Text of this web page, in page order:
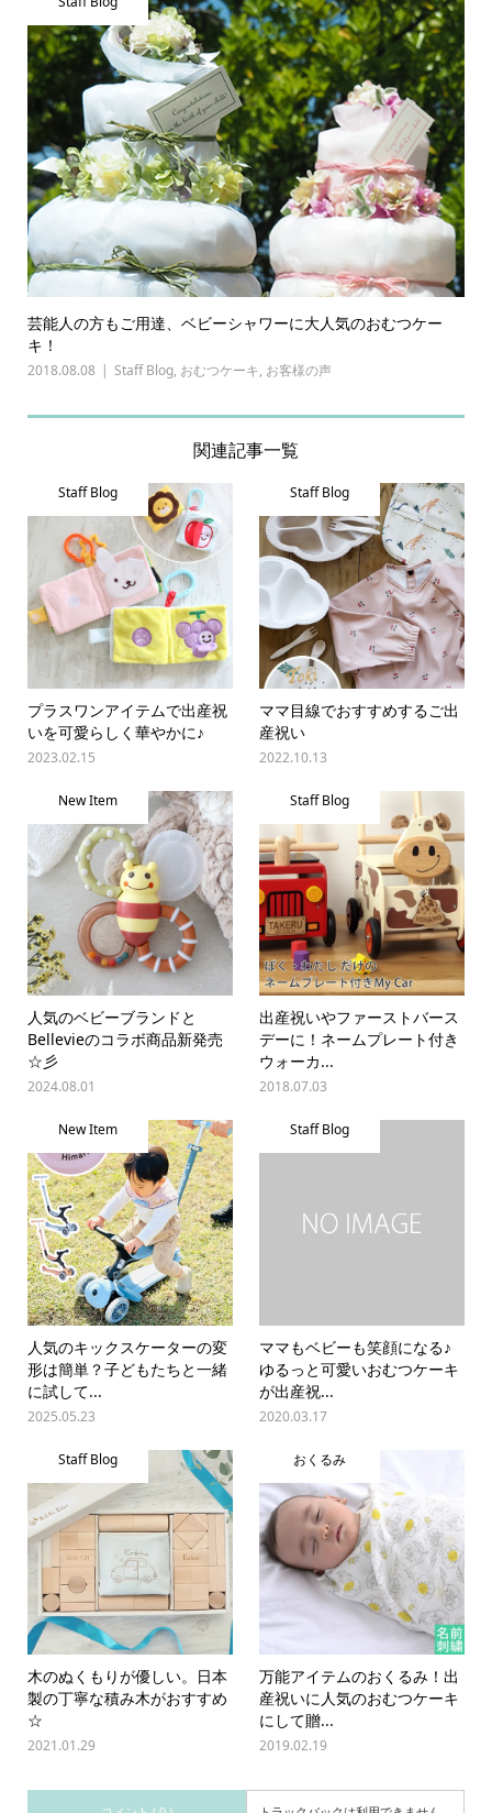
芸能人の方もご用達、ベビーシャワーに大人気のおむつケー
キ！
2018.08.08 Staff Blog, おむつケーキ, お客様の声
関連記事一覧
Staff Blog
プラスワンアイテムで出産祝
いを可愛らしく華やかに♪
2023.02.15
Staff Blog
ママ目線でおすすめするご出
産祝い
2022.10.13
New Item
人気のベビーブランドと
Bellevieのコラボ商品新発売
☆彡
2024.08.01
Staff Blog
出産祝いやファーストバース
デーに！ネームプレート付き
ウォーカ...
2018.07.03
New Item
人気のキックスケーターの変
形は簡単？子どもたちと一緒
に試して...
2025.05.23
Staff Blog
ママもベビーも笑顔になる♪
ゆるっと可愛いおむつケーキ
が出産祝...
2020.03.17
Staff Blog
木のぬくもりが優しい。日本
製の丁寧な積み木がおすすめ
☆
2021.01.29
おくるみ
万能アイテムのおくるみ！出
産祝いに人気のおむつケーキ
にして贈...
2019.02.19